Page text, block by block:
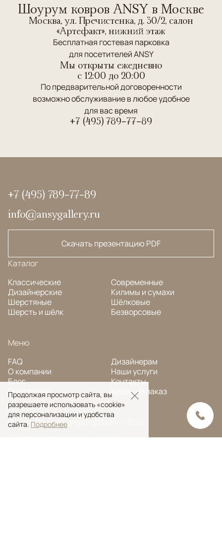
Шоурум ковров ANSY в Москве
Москва, ул. Пречистенка, д. 30/2, салон
«Артефакт», нижний этаж
Бесплатная гостевая парковка
для посетителей ANSY
Мы открыты ежедневно
c 12:00 до 20:00
По предварительной договоренности
возможно обслуживание в любое удобное
для вас время
+7 (495) 789-77-89
+7 (495) 789-77-89
info@ansygallery.ru
Скачать презентацию PDF
Каталог
Классические
Дизайнерские
Шерстяные
Шерсть и шёлк
Современные
Килимы и сумахи
Шёлковые
Безворсовые
Меню
FAQ
О компании
Блог
Портфолио
Дизайнерам
Наши услуги
Контакты
Ковры на заказ
© Ansy Carpet Company 2005 — 2026
Продолжая просмотр сайта, вы
разрешаете использовать «cookie»
для персонализации и удобства
сайта. Подробнее